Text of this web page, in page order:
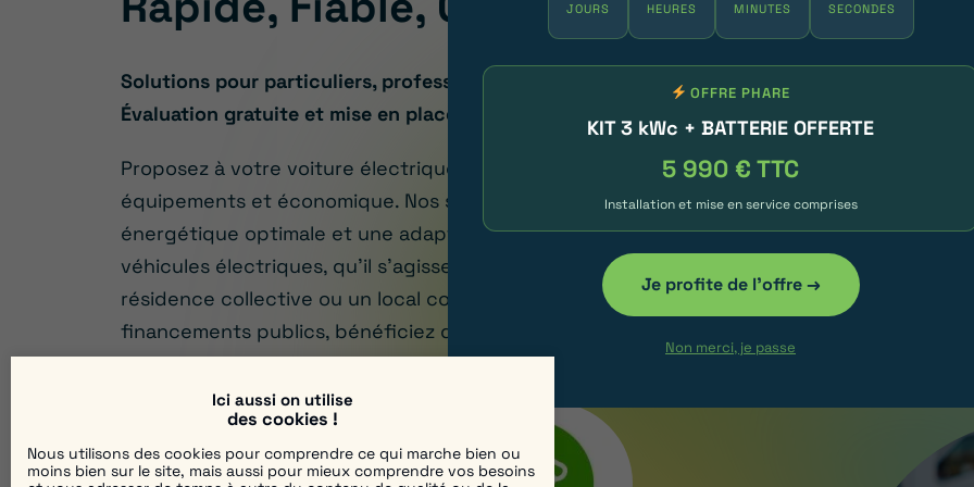
Ici aussi on utilise
des cookies !
Nous utilisons des cookies pour comprendre ce qui marche bien ou
moins bien sur le site, mais aussi pour mieux comprendre vos besoins
Solutions pour particuliers, professionnels et résidences collectives.
Évaluation gratuite et mise en place respectant la réglementation IRVE.
Proposez à votre voiture électrique une charge rapide, protégeant vos
équipements et économique. Nos stations IRVE offrent une gestion
énergétique optimale et une adaptabilité avec toutes les marques de
véhicules électriques, qu’il s’agisse pour une maison individuelle, une
résidence collective ou un local commercial. En profitant des
financements publics, bénéficiez d’une pose à prix attractif, tout en
conforme aux la réglementation européenne (certifications IRVE, NF).
JOURS HEURES MINUTES SECONDES
OFFRE PHARE
KIT 3 kWc + BATTERIE OFFERTE
5 990 € TTC
Installation et mise en service comprises
Je profite de l'offre →
Non merci, je passe